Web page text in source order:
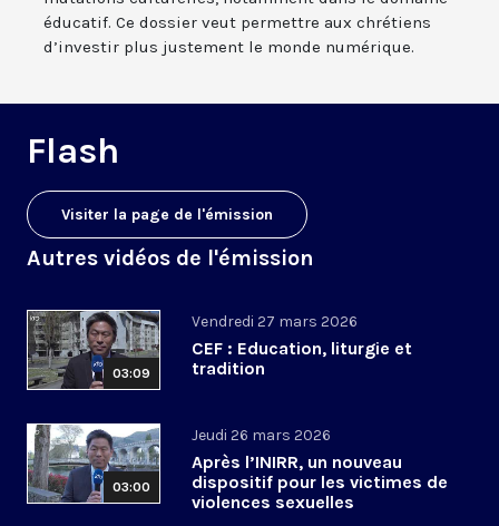
éducatif. Ce dossier veut permettre aux chrétiens
d’investir plus justement le monde numérique.
Flash
Visiter la page de l'émission
Autres vidéos de l'émission
03:09
Vendredi 27 mars 2026
CEF : Education, liturgie et
tradition
03:00
Jeudi 26 mars 2026
Après l’INIRR, un nouveau
dispositif pour les victimes de
violences sexuelles